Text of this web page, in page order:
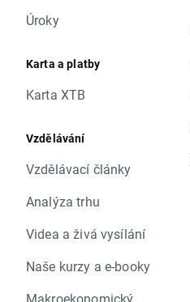
Úroky
Karta a platby
Karta XTB
Vzdělávání
Vzdělávací články
Analýza trhu
Videa a živá vysílání
Naše kurzy a e-booky
Makroekonomický